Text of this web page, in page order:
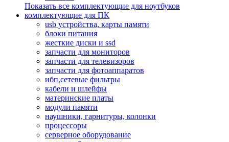
Показать все комплектующие для ноутбуков
комплектующие для ПК
usb устройства, карты памяти
блоки питания
жесткие диски и ssd
запчасти для мониторов
запчасти для телевизоров
запчасти для фотоаппаратов
ибп,сетевые фильтры
кабели и шлейфы
материнские платы
модули памяти
наушники, гарнитуры, колонки
процессоры
серверное оборудование